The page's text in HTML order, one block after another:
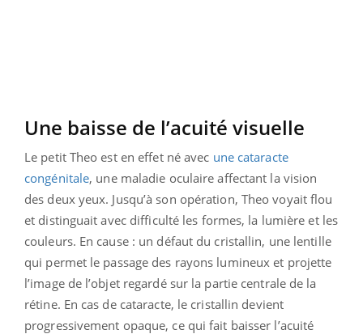
Une baisse de l’acuité visuelle
Le petit Theo est en effet né avec une cataracte
congénitale, une maladie oculaire affectant la vision
des deux yeux. Jusqu’à son opération, Theo voyait flou
et distinguait avec difficulté les formes, la lumière et les
couleurs. En cause : un défaut du cristallin, une lentille
qui permet le passage des rayons lumineux et projette
l’image de l’objet regardé sur la partie centrale de la
rétine. En cas de cataracte, le cristallin devient
progressivement opaque, ce qui fait baisser l’acuité